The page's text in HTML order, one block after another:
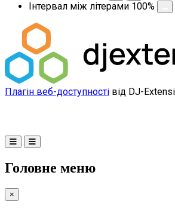
Інтервал між літерами 100%
Плагін веб-доступності від DJ-
Головне меню
×